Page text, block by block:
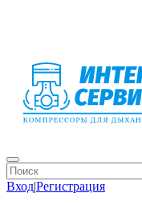
Вход|Регистрация